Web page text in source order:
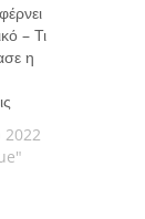
– Τι
η
2022